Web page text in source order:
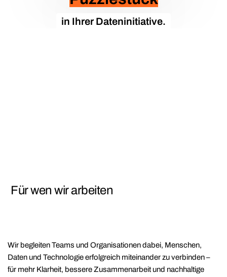
in Ihrer Dateninitiative.
Für wen wir arbeiten
Wir begleiten Teams und Organisationen dabei, Menschen,
Daten und Technologie erfolgreich miteinander zu verbinden –
für mehr Klarheit, bessere Zusammenarbeit und nachhaltige